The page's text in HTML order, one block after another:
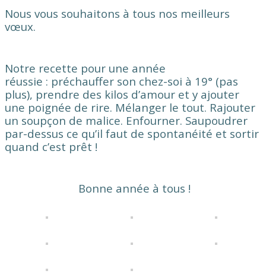
Nous vous souhaitons à tous nos meilleurs
vœux.
Notre recette pour une année
réussie : préchauffer son chez-soi à 19° (pas
plus), prendre des kilos d’amour et y ajouter
une poignée de rire. Mélanger le tout. Rajouter
un soupçon de malice. Enfourner. Saupoudrer
par-dessus ce qu’il faut de spontanéité et sortir
quand c’est prêt !
Bonne année à tous !